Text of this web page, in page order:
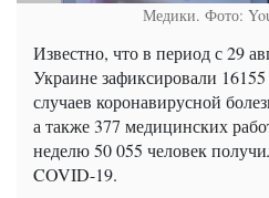
Медики. Фото:
Известно, что в период с 29
Украине зафиксировали
случаев коронавирусной
а также 377 медицинских
неделю 50 055 человек
COVID-19.